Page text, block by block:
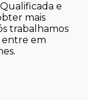
e
mais
trabalhamos
entre em